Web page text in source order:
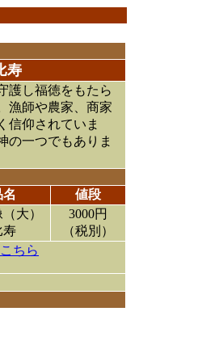
寿
護し福徳をもたら
漁師や農家、商家
信仰されていま
の一つでもありま
値段
大）
寿
3000円
（税別）
ちら